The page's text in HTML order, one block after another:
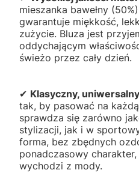
mieszanka bawełny
gwarantuje miękkość,
zużycie. Bluza jest
oddychającym
świeżo przez cały dzień.
✔ Klasyczny,
tak, by pasować na
sprawdza się zarówno
stylizacji, jak i w
forma, bez zbędnych
ponadczasowy
wychodzi z mody.